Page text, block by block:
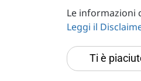
Le informazioni
Leggi il
Ti è